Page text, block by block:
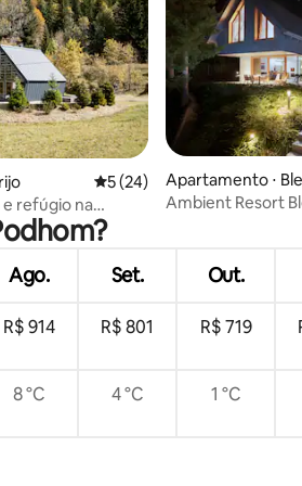
avaliações
5 de uma avaliação média
5 (24)
e refúgio na
Apartamento ⋅
Ambient Resort
Ago. Set. Out.
R$ 914 R$ 801 R$ 719
8 °C 4 °C 1 °C